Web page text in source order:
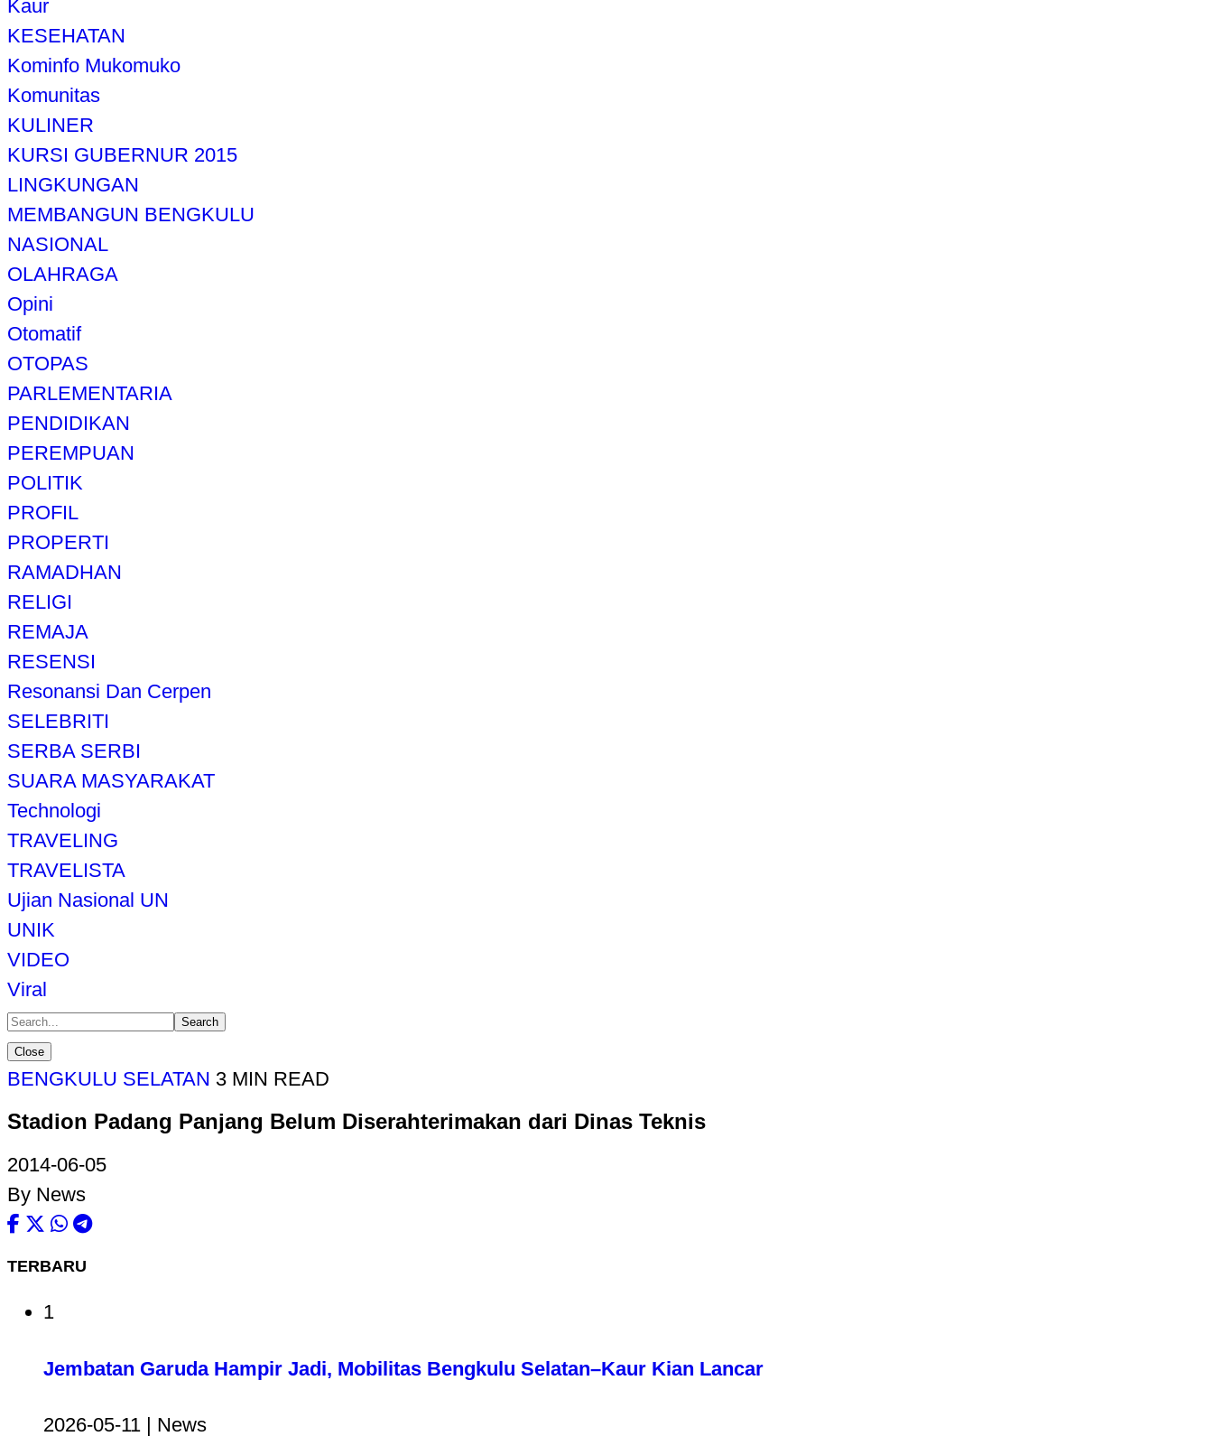
Kaur
KESEHATAN
Kominfo Mukomuko
Komunitas
KULINER
KURSI GUBERNUR 2015
LINGKUNGAN
MEMBANGUN BENGKULU
NASIONAL
OLAHRAGA
Opini
Otomatif
OTOPAS
PARLEMENTARIA
PENDIDIKAN
PEREMPUAN
POLITIK
PROFIL
PROPERTI
RAMADHAN
RELIGI
REMAJA
RESENSI
Resonansi Dan Cerpen
SELEBRITI
SERBA SERBI
SUARA MASYARAKAT
Technologi
TRAVELING
TRAVELISTA
Ujian Nasional UN
UNIK
VIDEO
Viral
Search
Close
BENGKULU SELATAN 3 MIN READ
Stadion Padang Panjang Belum Diserahterimakan dari Dinas Teknis
2014-06-05
By News
TERBARU
1
Jembatan Garuda Hampir Jadi, Mobilitas Bengkulu Selatan–Kaur Kian Lancar
2026-05-11 | News